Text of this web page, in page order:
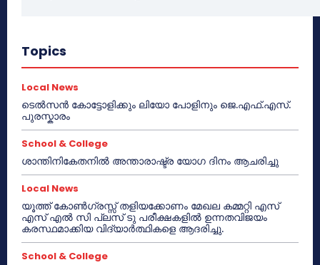
Topics
Local News
ടെൽസൻ കോട്ടോളിക്കും ലിയോ പോളിനും ജെ.എഫ്.എസ്.
പുരസ്കാരം
School & College
ശാന്തിനികേതനിൽ അന്താരാഷ്ട്ര യോഗ ദിനം ആചരിച്ചു
Local News
യൂത്ത് കോൺഗ്രസ്സ് തളിയക്കോണം മേഖല കമ്മറ്റി എസ്
എസ് എൽ സി പ്ലസ് ടു പരീക്ഷകളിൽ ഉന്നതവിജയം
കരസ്ഥമാക്കിയ വിദ്യാർത്ഥികളെ ആദരിച്ചു.
School & College